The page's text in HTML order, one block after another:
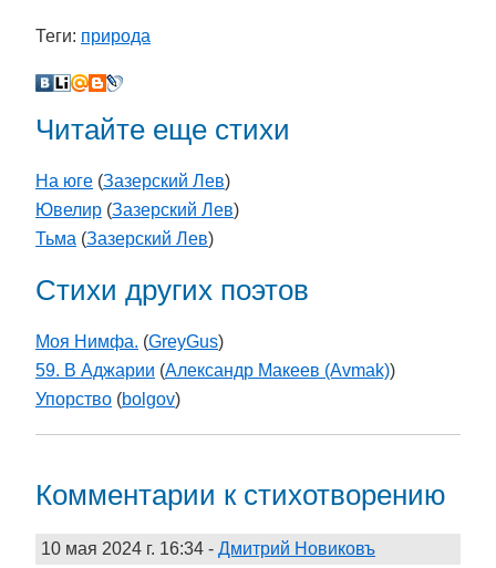
Теги: природа
Читайте еще стихи
На юге (Зазерский Лев)
Ювелир (Зазерский Лев)
Тьма (Зазерский Лев)
Стихи других поэтов
Моя Нимфа. (GreyGus)
59. В Аджарии (Александр Макеев (Avmak))
Упорство (bolgov)
Комментарии к стихотворению
10 мая 2024 г. 16:34 - Дмитрий Новиковъ